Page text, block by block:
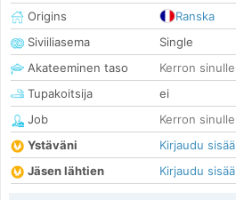
Origins
Ranska
Siviiliasema
Single
Akateeminen taso
Kerron sinulle
Tupakoitsija
ei
Job
Kerron sinulle
Ystäväni
Kirjaudu
Jäsen lähtien
Kirjaudu